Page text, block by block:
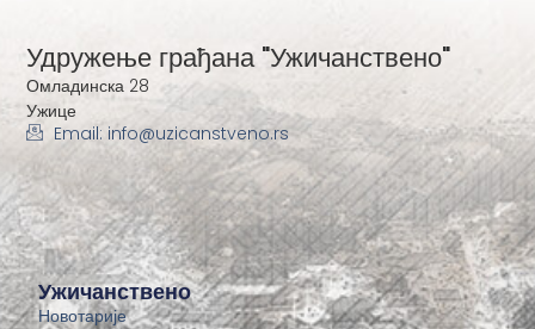
Ужичанствено
Новотарије
Удружење грађана "Ужичанствено"
Омладинска 28
Ужице
Email: info@uzicanstveno.rs